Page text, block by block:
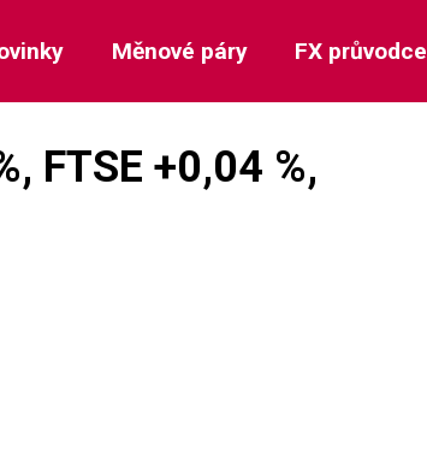
Měnové páry FX průvodce
FTSE +0,04 %,